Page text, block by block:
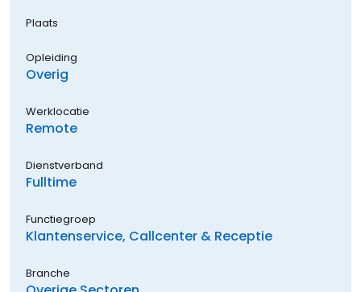
Plaats
Opleiding
Overig
Werklocatie
Remote
Dienstverband
Fulltime
Functiegroep
Klantenservice, Callcenter & Receptie
Branche